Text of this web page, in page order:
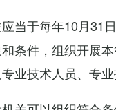
当于每年10月31
条件，组织开展
业技术人员、专业